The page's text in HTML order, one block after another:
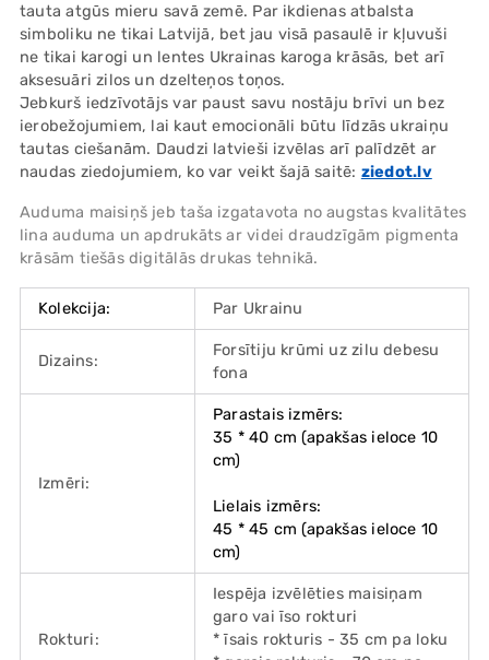
tauta atgūs mieru savā zemē. Par ikdienas atbalsta
simboliku ne tikai Latvijā, bet jau visā pasaulē ir kļuvuši
ne tikai karogi un lentes Ukrainas karoga krāsās, bet arī
aksesuāri zilos un dzelteņos toņos.
Jebkurš iedzīvotājs var paust savu nostāju brīvi un bez
ierobežojumiem, lai kaut emocionāli būtu līdzās ukraiņu
tautas ciešanām. Daudzi latvieši izvēlas arī palīdzēt ar
naudas ziedojumiem, ko var veikt šajā saitē: ziedot.lv
Auduma maisiņš jeb taša izgatavota no augstas kvalitātes
lina auduma un apdrukāts ar videi draudzīgām pigmenta
krāsām tiešās digitālās drukas tehnikā.
Kolekcija: Par Ukrainu
Dizains:
Forsītiju krūmi uz zilu debesu
fona
Izmēri:
Parastais izmērs:
35 * 40 cm (apakšas ieloce 10
cm)
Lielais izmērs:
45 * 45 cm (apakšas ieloce 10
cm)
Rokturi:
Iespēja izvēlēties maisiņam
garo vai īso rokturi
* īsais rokturis - 35 cm pa loku